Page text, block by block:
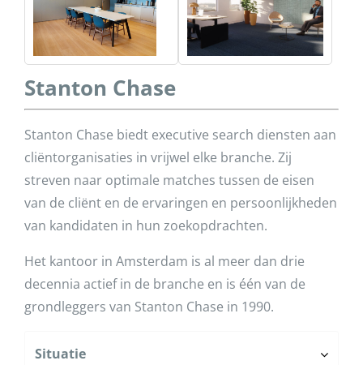
Stanton Chase
Stanton Chase biedt executive search diensten aan
cliëntorganisaties in vrijwel elke branche. Zij
streven naar optimale matches tussen de eisen
van de cliënt en de ervaringen en persoonlijkheden
van kandidaten in hun zoekopdrachten.
Het kantoor in Amsterdam is al meer dan drie
decennia actief in de branche en is één van de
grondleggers van Stanton Chase in 1990.
Situatie